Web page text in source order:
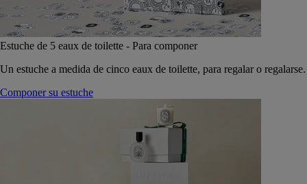
Estuche de 5 eaux de toilette - Para componer
Un estuche a medida de cinco eaux de toilette, para regalar o regalarse.
Componer su estuche